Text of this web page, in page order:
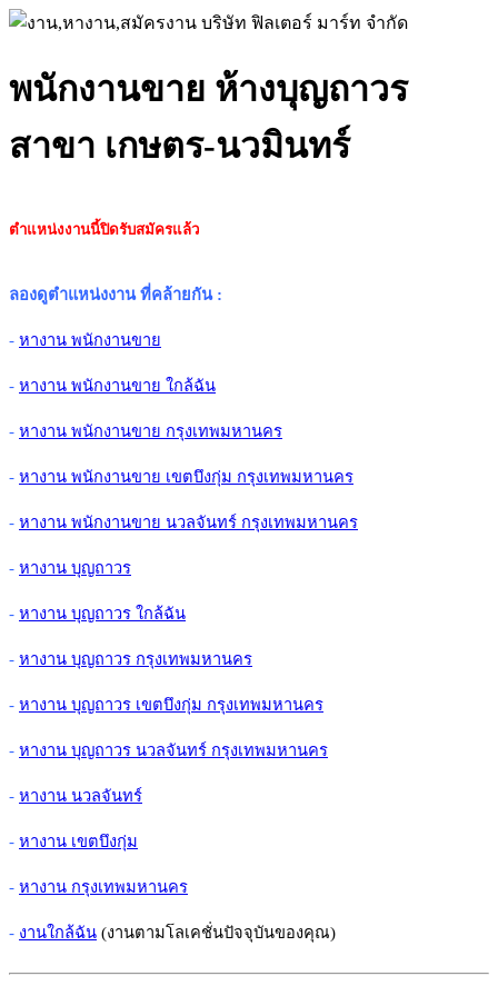
พนักงานขาย ห้างบุญถาวร
สาขา เกษตร-นวมินทร์
ตำแหน่งงานนี้ปิดรับสมัครแล้ว
ลองดูตำแหน่งงาน ที่คล้ายกัน:
- หางาน พนักงานขาย
- หางาน พนักงานขาย ใกล้ฉัน
- หางาน พนักงานขาย กรุงเทพมหานคร
- หางาน พนักงานขาย เขตบึงกุ่ม กรุงเทพมหานคร
- หางาน พนักงานขาย นวลจันทร์ กรุงเทพมหานคร
- หางาน บุญถาวร
- หางาน บุญถาวร ใกล้ฉัน
- หางาน บุญถาวร กรุงเทพมหานคร
- หางาน บุญถาวร เขตบึงกุ่ม กรุงเทพมหานคร
- หางาน บุญถาวร นวลจันทร์ กรุงเทพมหานคร
- หางาน นวลจันทร์
- หางาน เขตบึงกุ่ม
- หางาน กรุงเทพมหานคร
- งานใกล้ฉัน (งานตามโลเคชั่นปัจจุบันของคุณ)